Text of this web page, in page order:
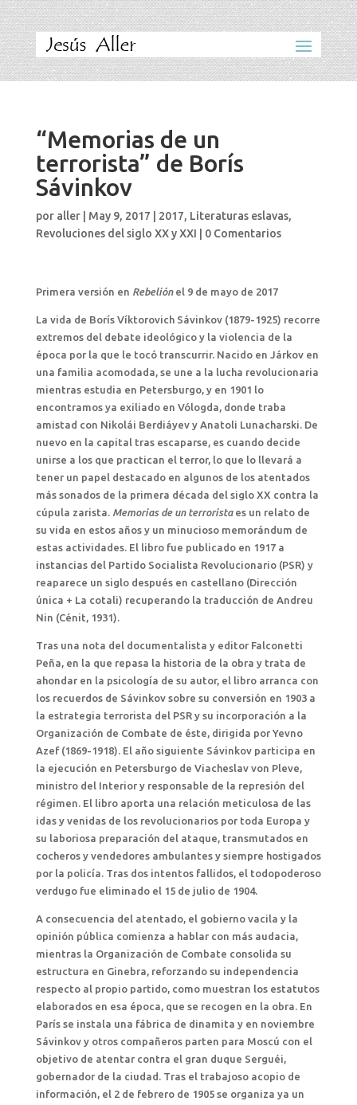
“Memorias de un
terrorista” de Borís
Sávinkov
por aller| May 9, 2017 2017, Literaturas eslavas,
Revoluciones del siglo XX y XXI
0 Comentarios
Primera versión en Rebeliónel 9 de mayo de 2017
La vida de Borís Víktorovich Sávinkov (1879-1925) recorre
extremos del debate ideológico y la violencia de la
época por la que le tocó transcurrir. Nacido en Járkov en
una familia acomodada, se une a la lucha revolucionaria
mientras estudia en Petersburgo, y en 1901 lo
encontramos ya exiliado en Vólogda, donde traba
amistad con Nikolái Berdiáyev y Anatoli Lunacharski. De
nuevo en la capital tras escaparse, es cuando decide
unirse a los que practican el terror, lo que lo llevará a
tener un papel destacado en algunos de los atentados
más sonados de la primera década del siglo XX contra la
cúpula zarista. Memorias de un terroristaes un relato de
su vida en estos años y un minucioso memorándum de
estas actividades. El libro fue publicado en 1917 a
instancias del Partido Socialista Revolucionario (PSR) y
reaparece un siglo después en castellano (Dirección
única + La cotali) recuperando la traducción de Andreu
Nin (Cénit, 1931).
Tras una nota del documentalista y editor Falconetti
Peña, en la que repasa la historia de la obra y trata de
ahondar en la psicología de su autor, el libro arranca con
los recuerdos de Sávinkov sobre su conversión en 1903 a
la estrategia terrorista del PSR y su incorporación a la
Organización de Combate de éste, dirigida por Yevno
Azef (1869-1918). El año siguiente Sávinkov participa en
la ejecución en Petersburgo de Viacheslav von Pleve,
ministro del Interior y responsable de la represión del
régimen. El libro aporta una relación meticulosa de las
idas y venidas de los revolucionarios por toda Europa y
su laboriosa preparación del ataque, transmutados en
cocheros y vendedores ambulantes y siempre hostigados
por la policía. Tras dos intentos fallidos, el todopoderoso
verdugo fue eliminado el 15 de julio de 1904.
A consecuencia del atentado, el gobierno vacila y la
opinión pública comienza a hablar con más audacia,
mientras la Organización de Combate consolida su
estructura en Ginebra, reforzando su independencia
respecto al propio partido, como muestran los estatutos
elaborados en esa época, que se recogen en la obra. En
París se instala una fábrica de dinamita y en noviembre
Sávinkov y otros compañeros parten para Moscú con el
objetivo de atentar contra el gran duque Serguéi,
gobernador de la ciudad. Tras el trabajoso acopio de
información, el 2 de febrero de 1905 se organiza ya un